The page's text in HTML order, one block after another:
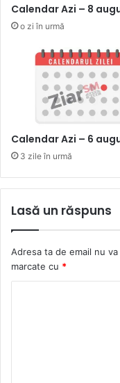
Calendar Azi – 8
o zi în urmă
Calendar Azi – 6
3 zile în urmă
Lasă un răspuns
Adresa ta de email nu
marcate cu *